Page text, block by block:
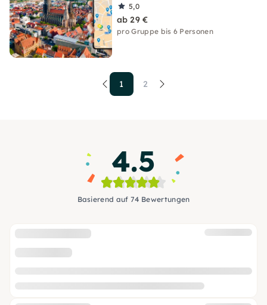
5,0
ab 29 €
pro Gruppe bis 6 Personen
1 2
4.5
Basierend auf 74 Bewertungen